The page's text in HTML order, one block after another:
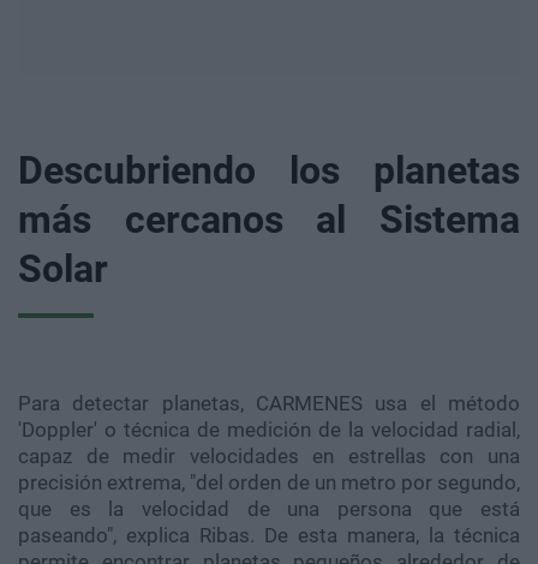
Descubriendo los planetas
más cercanos al Sistema
Solar
Para detectar planetas, CARMENES usa el método
'Doppler' o técnica de medición de la velocidad radial,
capaz de medir velocidades en estrellas con una
precisión extrema, "del orden de un metro por segundo,
que es la velocidad de una persona que está
paseando", explica Ribas. De esta manera, la técnica